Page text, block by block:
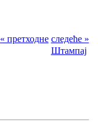
« претходне следеће »
Штампај